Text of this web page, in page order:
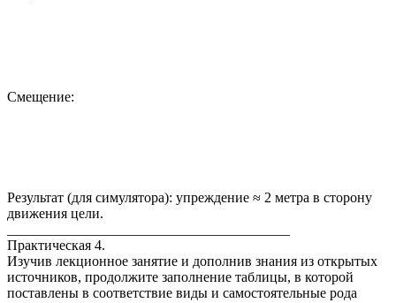
Смещение:
Результат (для симулятора): упреждение ≈ 2 метра в сторону
движения цели.
Практическая 4.
Изучив лекционное занятие и дополнив знания из открытых
источников, продолжите заполнение таблицы, в которой
поставлены в соответствие виды и самостоятельные рода